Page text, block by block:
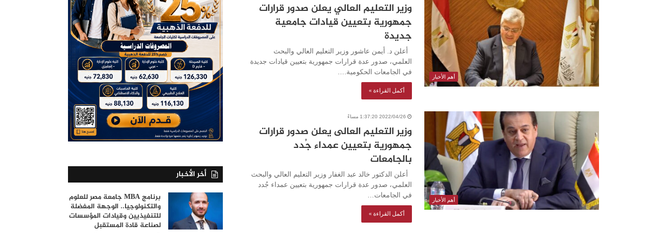
أهم الأخبار
وزير التعليم العالي يعلن صدور قرارات
جمهورية بتعيين قيادات جامعية
جديدة
أعلن د. أيمن عاشور وزير التعليم العالي والبحث
العلمي، صدور عدة قرارات جمهورية بتعيين قيادات جديدة
في الجامعات الحكومية.…
أكمل القراءة »
أهم الأخبار
2022/04/26 1:37:20 مساءً
وزير التعليم العالى يعلن صدور قرارات
جمهورية بتعيين عمداء جُدد
بالجامعات
أعلن الدكتور خالد عبد الغفار وزير التعليم العالي والبحث
العلمي، صدور عدة قرارات جمهورية بتعيين عمداء جُدد
في الجامعات…
أكمل القراءة »
أخر الأخبار
برنامج MBA جامعة مصر للعلوم
والتكنولوجيا.. الوجهة المفضلة
للتنفيذيين وقيادات المؤسسات
لصناعة قادة المستقبل